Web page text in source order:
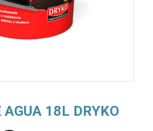
18L DRYKO